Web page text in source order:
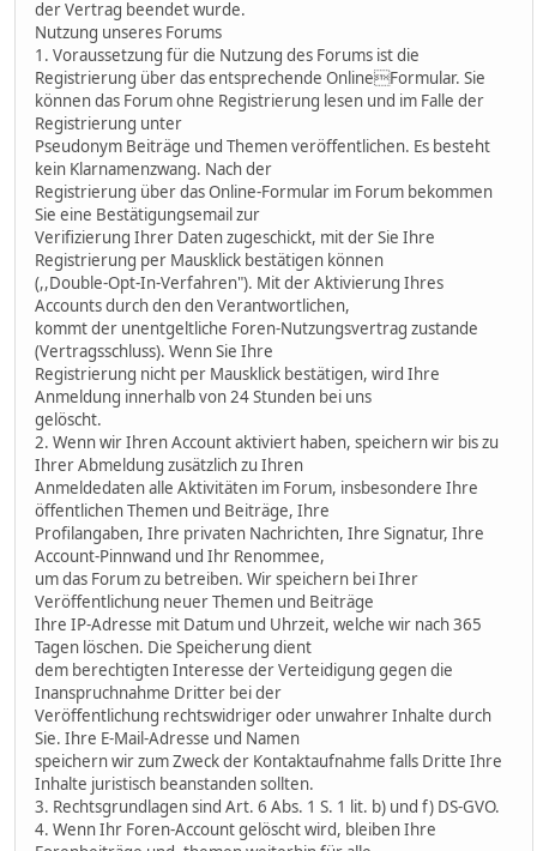
der Vertrag beendet wurde.
Nutzung unseres Forums
1. Voraussetzung für die Nutzung des Forums ist die
Registrierung über das entsprechende OnlineFormular. Sie
können das Forum ohne Registrierung lesen und im Falle der
Registrierung unter
Pseudonym Beiträge und Themen veröffentlichen. Es besteht
kein Klarnamenzwang. Nach der
Registrierung über das Online-Formular im Forum bekommen
Sie eine Bestätigungsemail zur
Verifizierung Ihrer Daten zugeschickt, mit der Sie Ihre
Registrierung per Mausklick bestätigen können
(,,Double-Opt-In-Verfahren"). Mit der Aktivierung Ihres
Accounts durch den den Verantwortlichen,
kommt der unentgeltliche Foren-Nutzungsvertrag zustande
(Vertragsschluss). Wenn Sie Ihre
Registrierung nicht per Mausklick bestätigen, wird Ihre
Anmeldung innerhalb von 24 Stunden bei uns
gelöscht.
2. Wenn wir Ihren Account aktiviert haben, speichern wir bis zu
Ihrer Abmeldung zusätzlich zu Ihren
Anmeldedaten alle Aktivitäten im Forum, insbesondere Ihre
öffentlichen Themen und Beiträge, Ihre
Profilangaben, Ihre privaten Nachrichten, Ihre Signatur, Ihre
Account-Pinnwand und Ihr Renommee,
um das Forum zu betreiben. Wir speichern bei Ihrer
Veröffentlichung neuer Themen und Beiträge
Ihre IP-Adresse mit Datum und Uhrzeit, welche wir nach 365
Tagen löschen. Die Speicherung dient
dem berechtigten Interesse der Verteidigung gegen die
Inanspruchnahme Dritter bei der
Veröffentlichung rechtswidriger oder unwahrer Inhalte durch
Sie. Ihre E-Mail-Adresse und Namen
speichern wir zum Zweck der Kontaktaufnahme falls Dritte Ihre
Inhalte juristisch beanstanden sollten.
3. Rechtsgrundlagen sind Art. 6 Abs. 1 S. 1 lit. b) und f) DS-GVO.
4. Wenn Ihr Foren-Account gelöscht wird, bleiben Ihre